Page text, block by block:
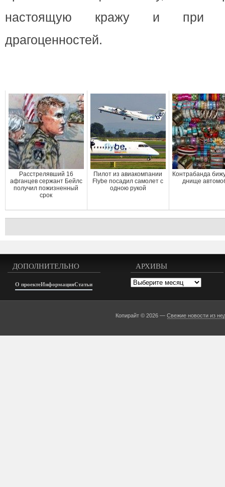
настоящую кражу и при
драгоценностей.
Расстрелявший 16
афганцев сержант Бейлс
получил пожизненный
срок
Пилот из авиакомпании
Flybe посадил самолет с
одною рукой
Контрабанда
днище
ДОПОЛНИТЕЛЬНО
О проектеИнформацияСтатьи
АРХИВЫ
Архивы
Копирайт © 2026 —Свежие новости из